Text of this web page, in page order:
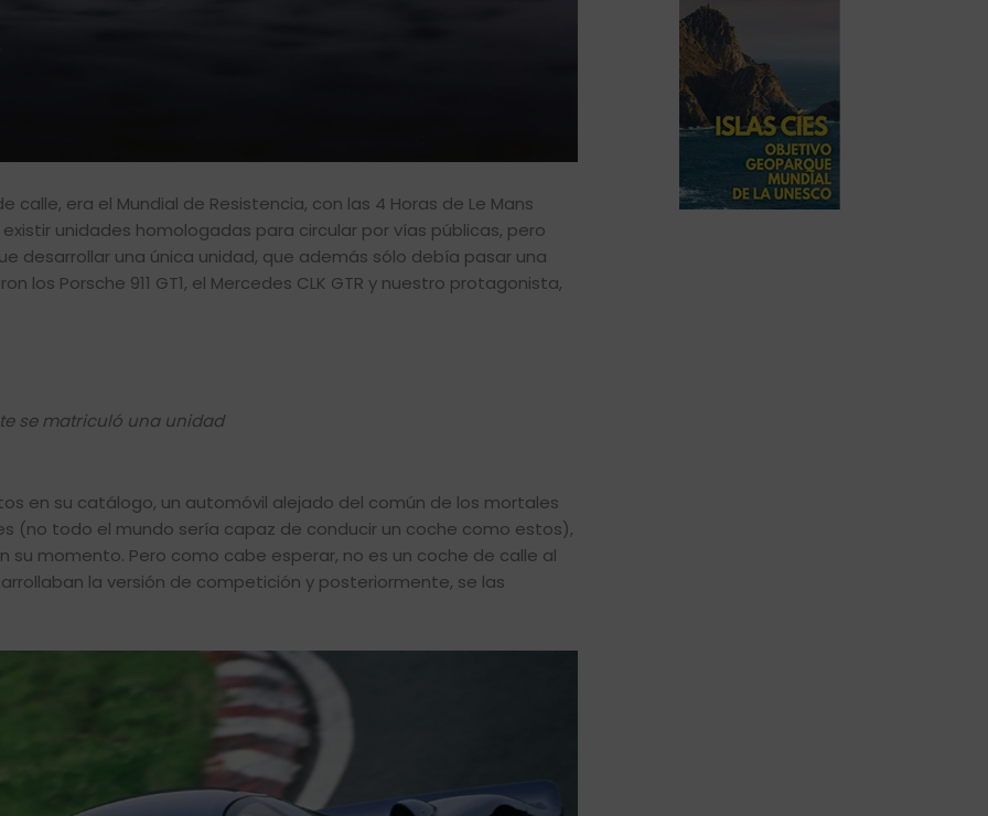
era el Mundial de Resistencia, con las 4 Horas de Le Mans
unidades homologadas para circular por vías públicas, pero
desarrollar una única unidad, que además sólo debía pasar una
Porsche 911 GT1, el Mercedes CLK GTR y nuestro protagonista,
se matriculó una unidad
en su catálogo, un automóvil alejado del común de los mortales
(no todo el mundo sería capaz de conducir un coche como estos),
momento. Pero como cabe esperar, no es un coche de calle al
la versión de competición y posteriormente, se las